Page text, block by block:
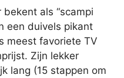
als “scampi
een duivels pikant
meest favoriete TV
Zijn lekker
lang (15 stappen om